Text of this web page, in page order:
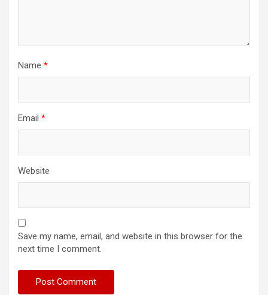
Name *
Email *
Website
Save my name, email, and website in this browser for the
next time I comment.